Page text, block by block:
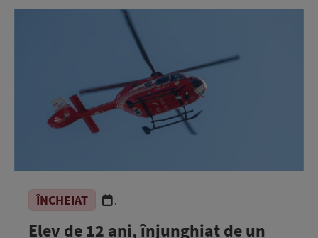
ÎNCHEIAT .
Elev de 12 ani, înjunghiat de un